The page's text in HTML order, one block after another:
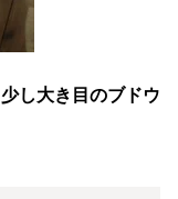
少し大き目のブドウ